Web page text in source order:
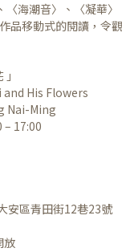
〈海潮音〉、〈凝華
品移動式的閱讀，令
and His Flowers
Nai-Ming
– 17:00
安區青田街12巷23號
放